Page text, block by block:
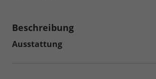
Beschreibung
Ausstattung